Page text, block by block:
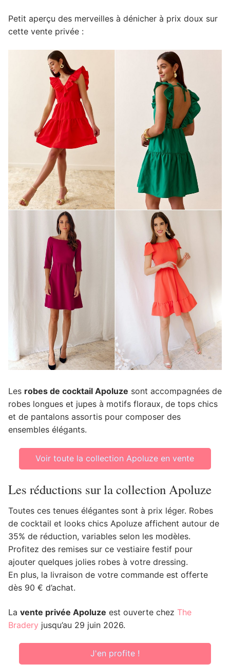
Petit aperçu des merveilles à dénicher à prix doux sur
cette vente privée :
Les robes de cocktail Apoluze sont accompagnées de
robes longues et jupes à motifs floraux, de tops chics
et de pantalons assortis pour composer des
ensembles élégants.
Voir toute la collection Apoluze en vente
Les réductions sur la collection Apoluze
Toutes ces tenues élégantes sont à prix léger. Robes
de cocktail et looks chics Apoluze affichent autour de
35% de réduction, variables selon les modèles.
Profitez des remises sur ce vestiaire festif pour
ajouter quelques jolies robes à votre dressing.
En plus, la livraison de votre commande est offerte
dès 90 € d’achat.
La vente privée Apoluze est ouverte chez The
Bradery jusqu’au 29 juin 2026.
J'en profite !